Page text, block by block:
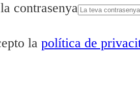
contrasenya
la política de